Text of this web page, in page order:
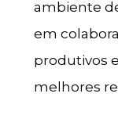
ambiente
em
produtivos
melhores